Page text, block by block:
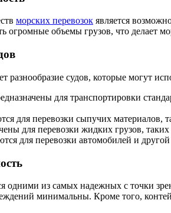
морских перевозок является
огромные объемы грузов, что
разнообразие судов, которые могут
для транспортировки
для перевозки сыпучих материалов,
для перевозки жидких грузов,
для перевозки автомобилей и
одними из самых надежных с точки
минимальны. Кроме того,